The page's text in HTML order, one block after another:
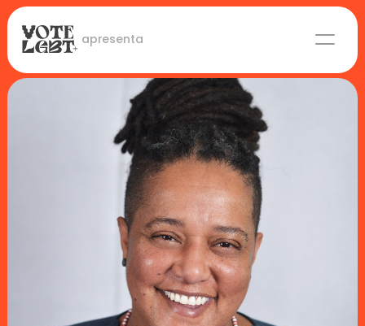
apresenta
Candidaturas
Lideranças eleitas